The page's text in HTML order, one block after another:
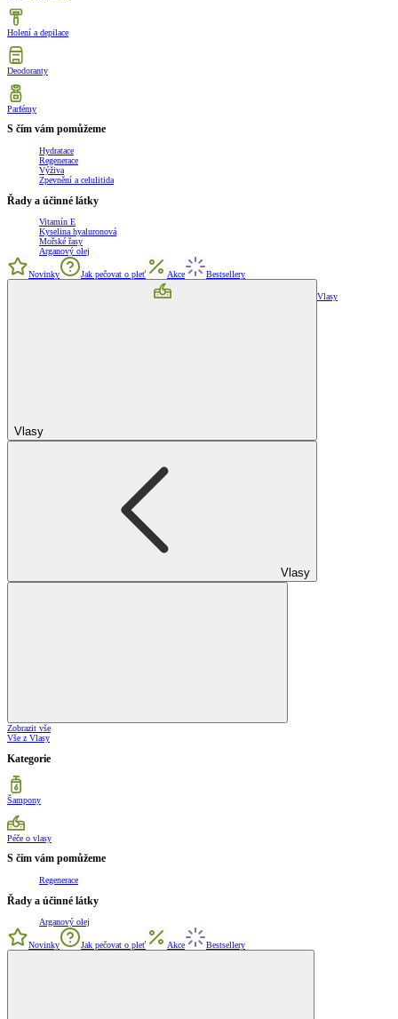
Holení a depilace
Deodoranty
Parfémy
S čím vám pomůžeme
Hydratace
Regenerace
Výživa
Zpevnění a celulitida
Řady a účinné látky
Vitamín E
Kyselina hyaluronová
Mořské řasy
Arganový olej
Novinky Jak pečovat o pleť Akce Bestsellery
Vlasy
Vlasy
Vlasy
Zobrazit vše
Vše z Vlasy
Kategorie
Šampony
Péče o vlasy
S čím vám pomůžeme
Regenerace
Řady a účinné látky
Arganový olej
Novinky Jak pečovat o pleť Akce Bestsellery